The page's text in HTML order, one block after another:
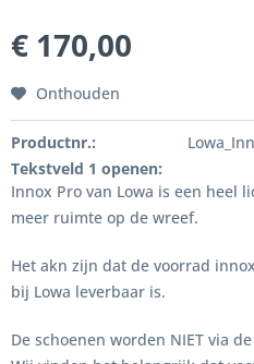
€ 170,00
Onthouden
Productnr.:
Tekstveld 1 openen:
Innox Pro van Lowa is een heel
meer ruimte op de wreef.
Het akn zijn dat de voorrad
bij Lowa leverbaar is.
De schoenen worden NIET via